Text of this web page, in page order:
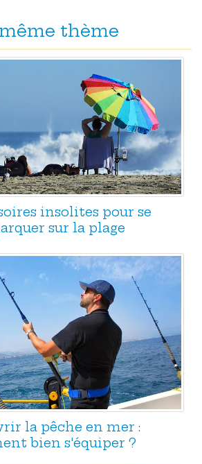
thème
insolites pour se
sur la plage
la pêche en mer :
bien s'équiper ?